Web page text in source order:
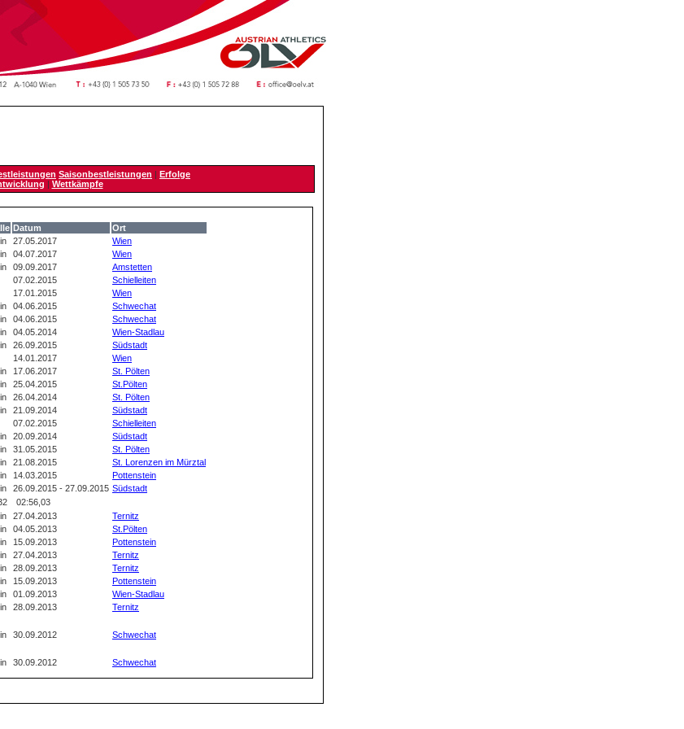
Saisonbestleistungen | Erfolge
| Wettkämpfe
Datum
Ort
27.05.2017
Wien
04.07.2017
Wien
09.09.2017
Amstetten
07.02.2015
Schielleiten
17.01.2015
Wien
04.06.2015
Schwechat
04.06.2015
Schwechat
04.05.2014
Wien-Stadlau
26.09.2015
Südstadt
14.01.2017
Wien
17.06.2017
St. Pölten
25.04.2015
St.Pölten
26.04.2014
St. Pölten
21.09.2014
Südstadt
07.02.2015
Schielleiten
20.09.2014
Südstadt
31.05.2015
St. Pölten
21.08.2015
St. Lorenzen im Mürztal
14.03.2015
Pottenstein
26.09.2015 - 27.09.2015 Südstadt
02:56,03
27.04.2013
Ternitz
04.05.2013
St.Pölten
15.09.2013
Pottenstein
27.04.2013
Ternitz
28.09.2013
Ternitz
15.09.2013
Pottenstein
01.09.2013
Wien-Stadlau
28.09.2013
Ternitz
30.09.2012
Schwechat
30.09.2012 Schwechat